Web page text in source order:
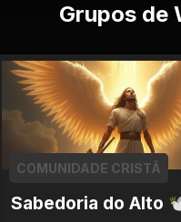
Grupos de
Sabedoria do Alto
COMUNIDADE CRISTÃ